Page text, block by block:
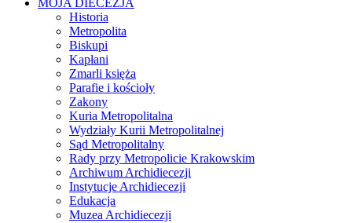
Historia
Metropolita
Biskupi
Kapłani
Zmarli księża
Parafie i kościoły
Zakony
Kuria Metropolitalna
Wydziały Kurii Metropolitalnej
Sąd Metropolitalny
Rady przy Metropolicie Krakowskim
Archiwum Archidiecezji
Instytucje Archidiecezji
Edukacja
Muzea Archidiecezji